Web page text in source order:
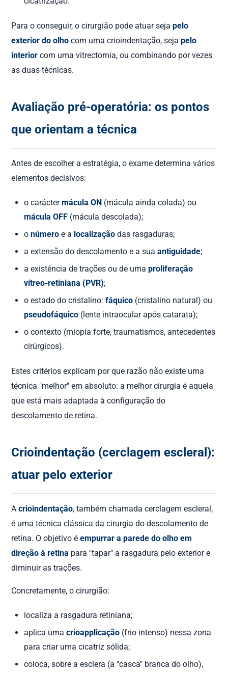
Para o conseguir, o cirurgião pode atuar sejapelo
exterior do olho com uma crioindentação, sejapelo
interior com uma vitrectomia, ou combinando por vezes
as duas técnicas.
Avaliação pré-operatória: os pontos
que orientam a técnica
Antes de escolher a estratégia, o exame determina vários
elementos decisivos:
o caráctermácula ON (mácula ainda colada) ou
mácula OFF (mácula descolada);
onúmero e a localização das rasgaduras;
a extensão do descolamento e a suaantiguidade;
a existência de trações ou de umaproliferação
vítreo-retiniana (PVR);
o estado do cristalino:fáquico (cristalino natural) ou
pseudofáquico (lente intraocular após catarata);
o contexto (miopia forte, traumatismos, antecedentes
cirúrgicos).
Estes critérios explicam por que razão não existe uma
técnica "melhor" em absoluto: a melhor cirurgia é aquela
que está mais adaptada à configuração do
descolamento de retina.
Crioindentação (cerclagem escleral):
atuar pelo exterior
Acrioindentação, também chamada cerclagem escleral,
é uma técnica clássica da cirurgia do descolamento de
retina. O objetivo éempurrar a parede do olho em
direção à retina para "tapar" a rasgadura pelo exterior e
diminuir as trações.
Concretamente, o cirurgião:
localiza a rasgadura retiniana;
aplica umacrioapplicação (frio intenso) nessa zona
para criar uma cicatriz sólida;
coloca, sobre a esclera (a "casca" branca do olho),